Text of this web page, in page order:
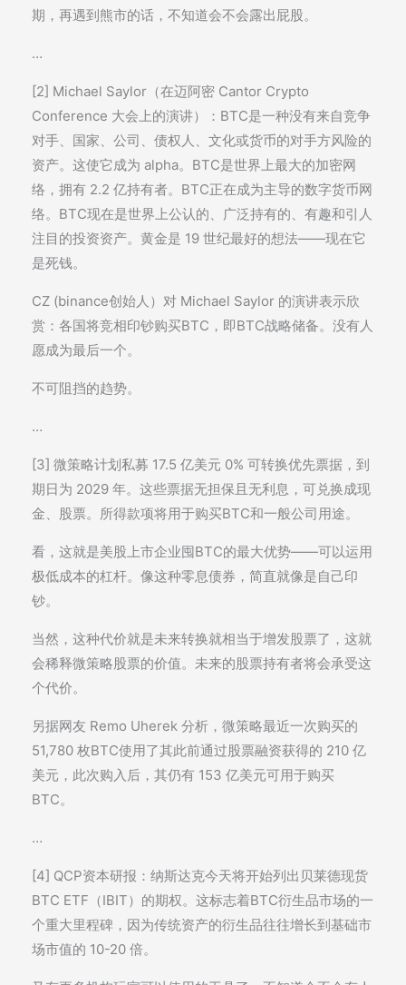
期，再遇到熊市的话，不知道会不会露出屁股。
…
[2] Michael Saylor（在迈阿密 Cantor Crypto
Conference 大会上的演讲）：BTC是一种没有来自竞争
对手、国家、公司、债权人、文化或货币的对手方风险的
资产。这使它成为 alpha。BTC是世界上最大的加密网
络，拥有 2.2 亿持有者。BTC正在成为主导的数字货币网
络。BTC现在是世界上公认的、广泛持有的、有趣和引人
注目的投资资产。黄金是 19 世纪最好的想法——现在它
是死钱。
CZ (binance创始人）对 Michael Saylor 的演讲表示欣
赏：各国将竞相印钞购买BTC，即BTC战略储备。没有人
愿成为最后一个。
不可阻挡的趋势。
…
[3] 微策略计划私募 17.5 亿美元 0% 可转换优先票据，到
期日为 2029 年。这些票据无担保且无利息，可兑换成现
金、股票。所得款项将用于购买BTC和一般公司用途。
看，这就是美股上市企业囤BTC的最大优势——可以运用
极低成本的杠杆。像这种零息债券，简直就像是自己印
钞。
当然，这种代价就是未来转换就相当于增发股票了，这就
会稀释微策略股票的价值。未来的股票持有者将会承受这
个代价。
另据网友 Remo Uherek 分析，微策略最近一次购买的
51,780 枚BTC使用了其此前通过股票融资获得的 210 亿
美元，此次购入后，其仍有 153 亿美元可用于购买
BTC。
…
[4] QCP资本研报：纳斯达克今天将开始列出贝莱德现货
BTC ETF（IBIT）的期权。这标志着BTC衍生品市场的一
个重大里程碑，因为传统资产的衍生品往往增长到基础市
场市值的 10-20 倍。